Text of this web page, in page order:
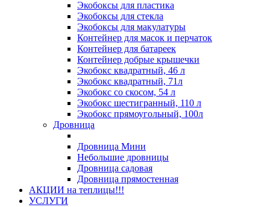
Экобоксы для пластика
Экобоксы для стекла
Экобоксы для макулатуры
Контейнер для масок и перчаток
Контейнер для батареек
Контейнер добрые крышечки
Экобокс квадратный, 46 л
Экобокс квадратный, 71л
Экобокс со скосом, 54 л
Экобокс шестигранный, 110 л
Экобокс прямоугольный, 100л
Дровница
Дровница Мини
Небольшие дровницы
Дровница садовая
Дровница прямостенная
АКЦИИ на теплицы!!!
УСЛУГИ